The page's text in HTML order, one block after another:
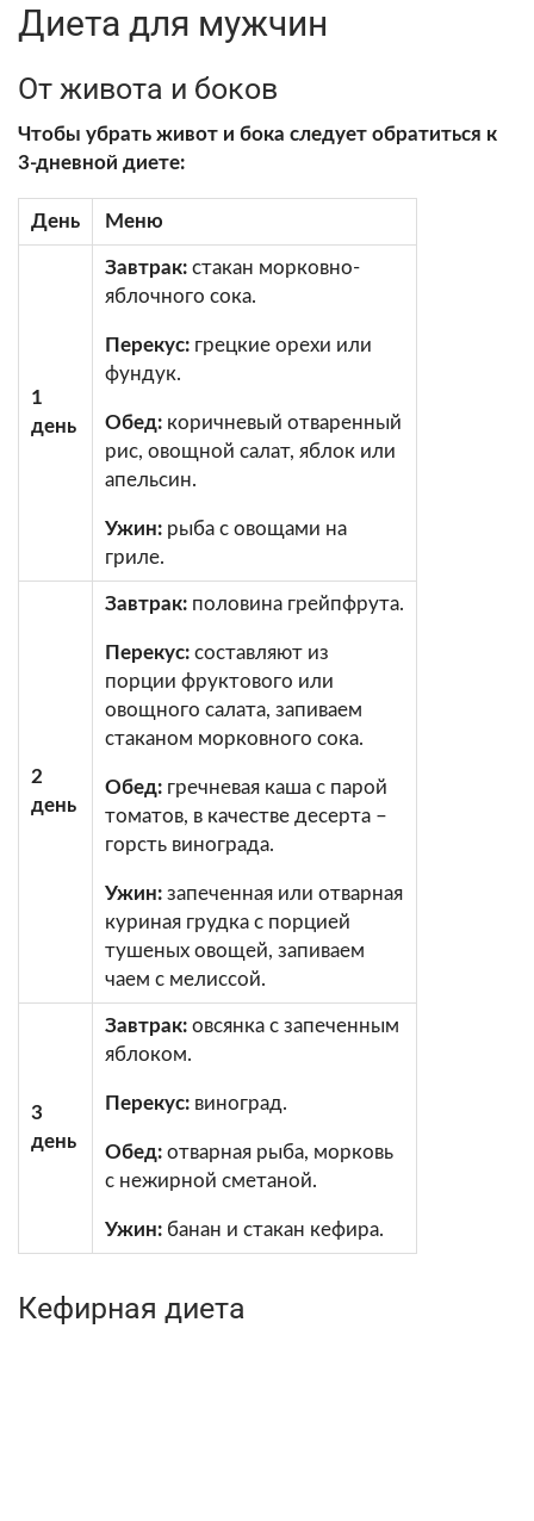
Диета для мужчин
От живота и боков
Чтобы убрать живот и бока следует обратиться к
3-дневной диете:
День Меню
1
день
Завтрак: стакан морковно-
яблочного сока.
Перекус: грецкие орехи или
фундук.
Обед: коричневый отваренный
рис, овощной салат, яблок или
апельсин.
Ужин: рыба с овощами на
гриле.
2
день
Завтрак: половина грейпфрута.
Перекус: составляют из
порции фруктового или
овощного салата, запиваем
стаканом морковного сока.
Обед: гречневая каша с парой
томатов, в качестве десерта –
горсть винограда.
Ужин: запеченная или отварная
куриная грудка с порцией
тушеных овощей, запиваем
чаем с мелиссой.
3
день
Завтрак: овсянка с запеченным
яблоком.
Перекус: виноград.
Обед: отварная рыба, морковь
с нежирной сметаной.
Ужин: банан и стакан кефира.
Кефирная диета